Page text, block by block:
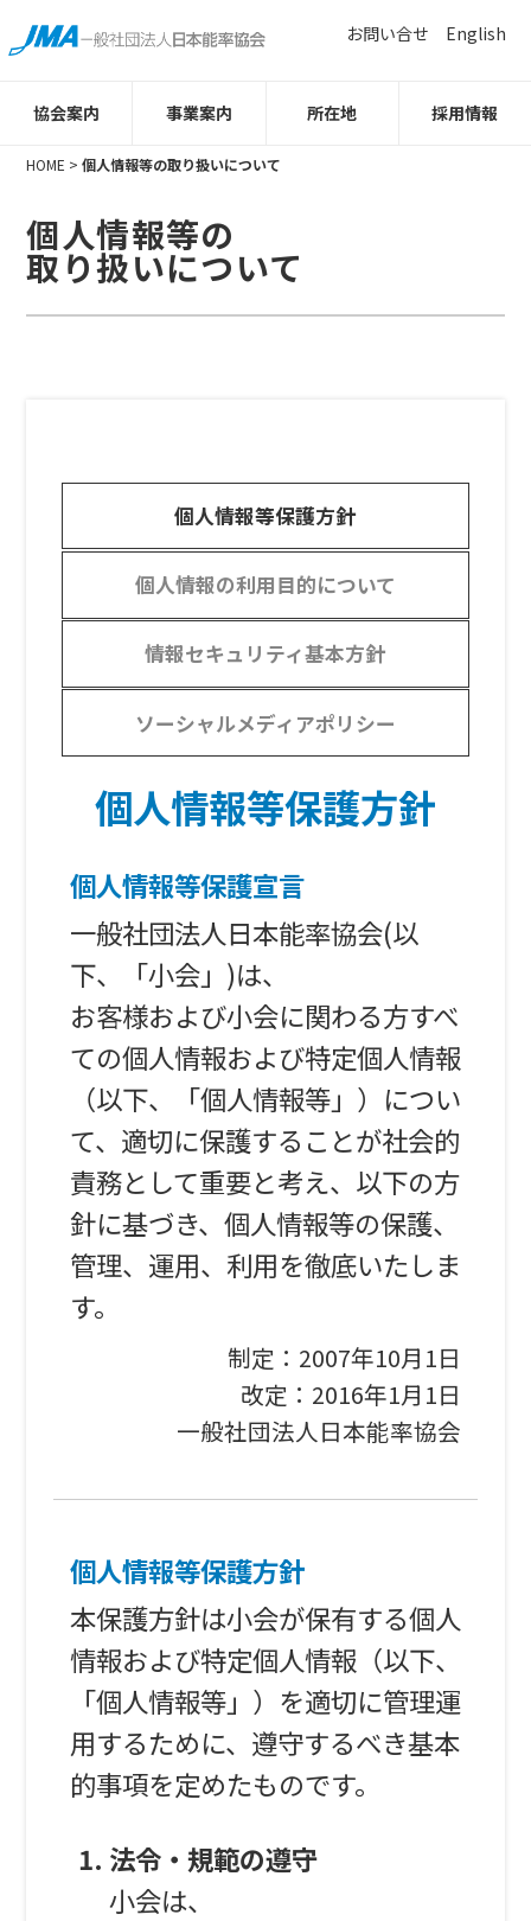
協会案内 事業案内 所在地 採用情報
お問い合せ English
HOME >個人情報等の取り扱いについて
個人情報等の
取り扱いについて
個人情報等保護方針
個人情報の利用目的について
情報セキュリティ基本方針
ソーシャルメディアポリシー
個人情報等保護方針
個人情報等保護宣言
一般社団法人日本能率協会(以
下、「小会」)は、
お客様および小会に関わる方すべ
ての個人情報および特定個人情報
（以下、「個人情報等」）につい
て、適切に保護することが社会的
責務として重要と考え、以下の方
針に基づき、個人情報等の保護、
管理、運用、利用を徹底いたしま
す。
制定：2007年10月1日
改定：2016年1月1日
一般社団法人日本能率協会
個人情報等保護方針
本保護方針は小会が保有する個人
情報および特定個人情報（以下、
「個人情報等」）を適切に管理運
用するために、遵守するべき基本
的事項を定めたものです。
法令・規範の遵守
小会は、